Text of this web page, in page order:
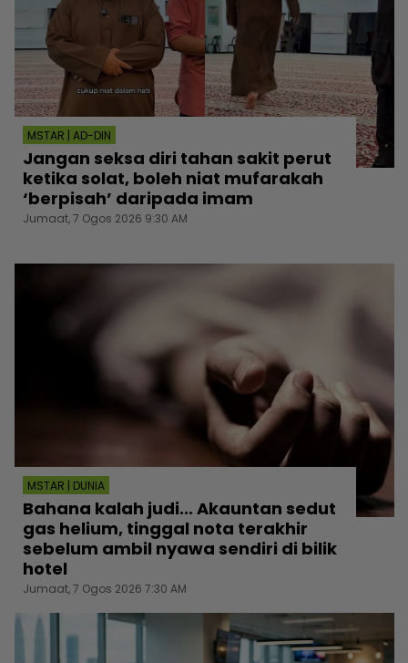
MSTAR | AD-DIN
Jangan seksa diri tahan sakit perut
ketika solat, boleh niat mufarakah
‘berpisah’ daripada imam
Jumaat, 7 Ogos 2026 9:30 AM
MSTAR | DUNIA
Bahana kalah judi... Akauntan sedut
gas helium, tinggal nota terakhir
sebelum ambil nyawa sendiri di bilik
hotel
Jumaat, 7 Ogos 2026 7:30 AM